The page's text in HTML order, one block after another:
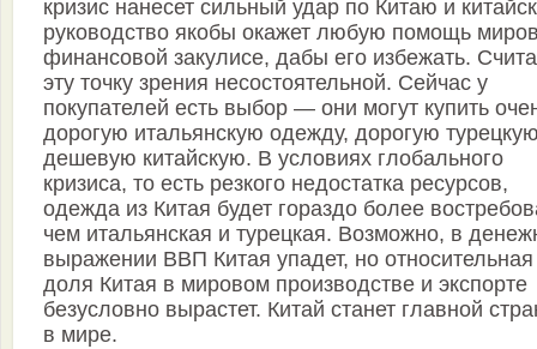
кризис нанесет сильный удар по Китаю и
руководство якобы окажет любую помощь
финансовой закулисе, дабы его избежать.
эту точку зрения несостоятельной. Сейчас у
покупателей есть выбор — они могут купить
дорогую итальянскую одежду, дорогую
дешевую китайскую. В условиях глобального
кризиса, то есть резкого недостатка ресурсов,
одежда из Китая будет гораздо более
чем итальянская и турецкая. Возможно, в
выражении ВВП Китая упадет, но относительная
доля Китая в мировом производстве и экспорте
безусловно вырастет. Китай станет главной
в мире.